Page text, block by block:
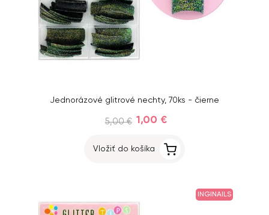
Jednorázové glitrové nechty, 70ks - čierne
5,00 € 1,00 €
Vložiť do košíka
INGINAILS